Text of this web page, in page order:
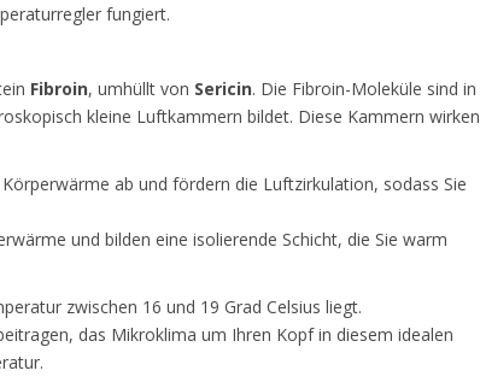
fungiert.
Fibroin, umhüllt von Sericin. Die Fibroin-Moleküle sind in
kleine Luftkammern bildet. Diese Kammern wirken
ab und fördern die Luftzirkulation, sodass Sie
und bilden eine isolierende Schicht, die Sie warm
zwischen 16 und 19 Grad Celsius liegt.
das Mikroklima um Ihren Kopf in diesem idealen